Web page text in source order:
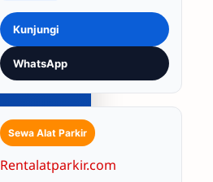
Kunjungi
WhatsApp
Sewa Alat Parkir
Rentalatparkir.com